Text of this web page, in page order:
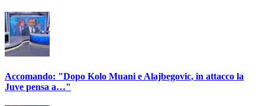
Accomando: "Dopo Kolo Muani e Alajbegovic, in attacco la
Juve pensa a…"